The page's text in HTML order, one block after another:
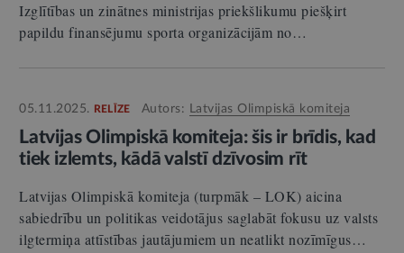
Izglītības un zinātnes ministrijas priekšlikumu piešķirt
papildu finansējumu sporta organizācijām no…
05.11.2025. RELĪZE Autors: Latvijas Olimpiskā komiteja
Latvijas Olimpiskā komiteja: šis ir brīdis, kad
tiek izlemts, kādā valstī dzīvosim rīt
Latvijas Olimpiskā komiteja (turpmāk – LOK) aicina
sabiedrību un politikas veidotājus saglabāt fokusu uz valsts
ilgtermiņa attīstības jautājumiem un neatlikt nozīmīgus…